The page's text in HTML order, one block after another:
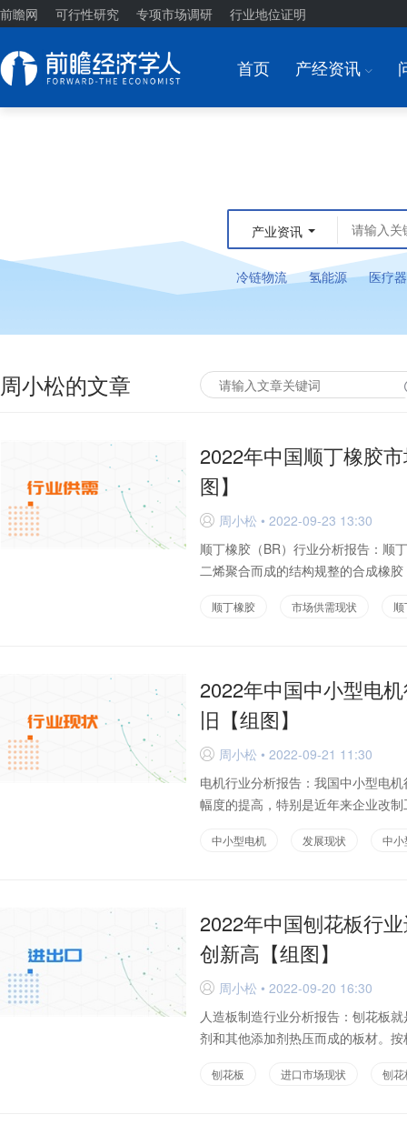
前瞻网 可行性研究 专项市场调研 行业地位证明
首页 产经资讯 I
产业资讯
冷链物流 氢能源 医疗
周小松的文章
2022年中国顺丁橡胶
图】
D 周小松 • 2022-09-23 13:30
顺丁橡胶（BR）行业分析报告：顺
二烯聚合而成的结构规整的合成橡
顺丁橡胶 市场供需现状
2022年中国中小型电
旧【组图】
D 周小松 • 2022-09-21 11:30
电机行业分析报告：我国中小型电
幅度的提高，特别是近年来企业改
中小型电机 发展现状 中小
2022年中国刨花板行
创新高【组图】
D 周小松 • 2022-09-20 16:30
人造板制造行业分析报告：刨花板
剂和其他添加剂热压而成的板材。
刨花板 进口市场现状 刨花